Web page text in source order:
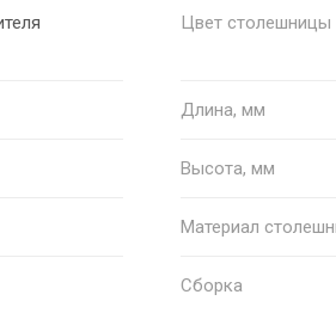
Цвет столешницы
Длина, мм
Высота, мм
Материал
Сборка